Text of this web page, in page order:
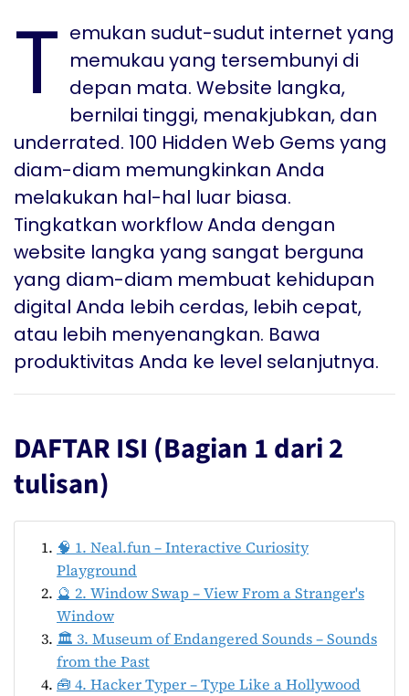
T emukan sudut-sudut internet yang
memukau yang tersembunyi di
depan mata. Website langka,
bernilai tinggi, menakjubkan, dan
underrated. 100 Hidden Web Gems yang
diam-diam memungkinkan Anda
melakukan hal-hal luar biasa.
Tingkatkan workflow Anda dengan
website langka yang sangat berguna
yang diam-diam membuat kehidupan
digital Anda lebih cerdas, lebih cepat,
atau lebih menyenangkan. Bawa
produktivitas Anda ke level selanjutnya.
DAFTAR ISI (Bagian 1 dari 2
tulisan)
🧠 1. Neal.fun – Interactive Curiosity
Playground
🔮 2. Window Swap – View From a Stranger's
Window
🏛️ 3. Museum of Endangered Sounds – Sounds
from the Past
🧰 4. Hacker Typer – Type Like a Hollywood